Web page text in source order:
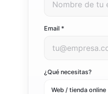
Email *
¿Qué necesitas?
Web / tienda online